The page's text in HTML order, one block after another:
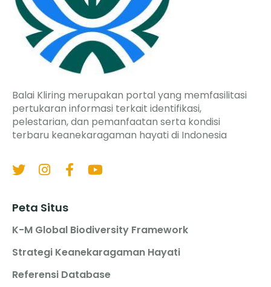
Balai Kliring merupakan portal yang memfasilitasi
pertukaran informasi terkait identifikasi,
pelestarian, dan pemanfaatan serta kondisi
terbaru keanekaragaman hayati di Indonesia
Peta Situs
K-M Global Biodiversity Framework
Strategi Keanekaragaman Hayati
Referensi Database